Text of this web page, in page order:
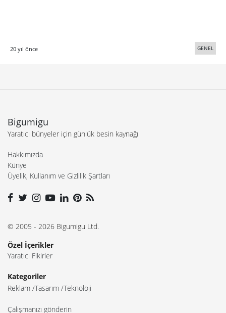
20 yıl önce GENEL
Bigumigu
Yaratıcı bünyeler için günlük besin kaynağı
Hakkımızda
Künye
Üyelik, Kullanım ve Gizlilik Şartları
© 2005 - 2026 Bigumigu Ltd.
Özel İçerikler
Yaratıcı Fikirler
Kategoriler
Reklam Tasarım Teknoloji
Çalışmanızı gönderin